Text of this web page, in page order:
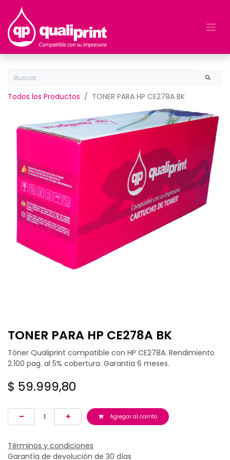
Todos los Productos TONER PARA HP CE278A BK
TONER PARA HP CE278A BK
Tóner Qualiprint compatible con HP CE278A. Rendimiento
2.100 pag. al 5% cobertura. Garantia 6 meses.
$ 59.999,80
Agregar al carrito
Términos y condiciones
Garantía de devolución de 30 días